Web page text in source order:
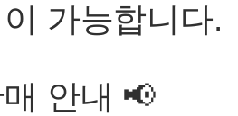
가능합니다.
안내 📢